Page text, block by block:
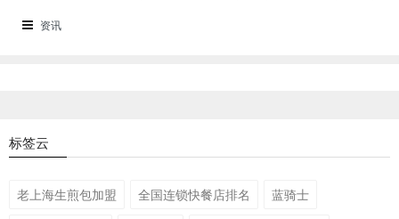
和县级城市的标准都会有所不同。全味时间加盟费多少钱奶茶店？这个问题
资讯
标签云
老上海生煎包加盟 全国连锁快餐店排名
蓝骑士